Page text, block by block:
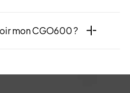
mon CGO600 ?